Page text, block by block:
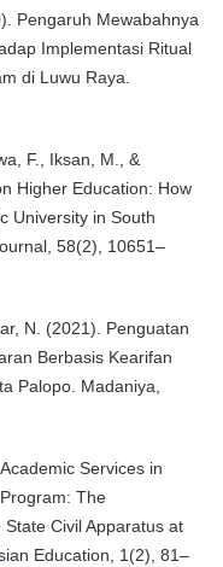
Pengaruh Mewabahnya
Implementasi Ritual
di Luwu Raya.
F., Iksan, M., &
Higher Education: How
University in South
58(2), 10651–
N. (2021). Penguatan
Berbasis Kearifan
Palopo. Madaniya,
Services in
The
Civil Apparatus at
Education, 1(2), 81–